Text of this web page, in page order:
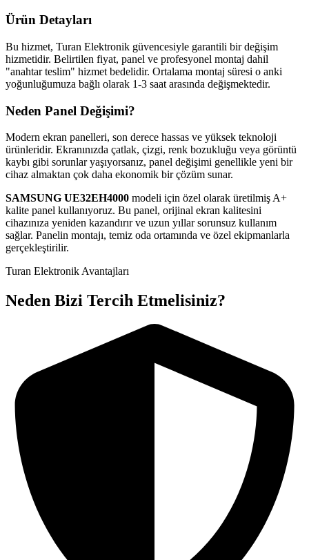
Ürün Detayları
Bu hizmet, Turan Elektronik güvencesiyle garantili bir değişim
hizmetidir. Belirtilen fiyat, panel ve profesyonel montaj dahil
"anahtar teslim" hizmet bedelidir. Ortalama montaj süresi o anki
yoğunluğumuza bağlı olarak 1-3 saat arasında değişmektedir.
Neden Panel Değişimi?
Modern ekran panelleri, son derece hassas ve yüksek teknoloji
ürünleridir. Ekranınızda çatlak, çizgi, renk bozukluğu veya görüntü
kaybı gibi sorunlar yaşıyorsanız, panel değişimi genellikle yeni bir
cihaz almaktan çok daha ekonomik bir çözüm sunar.
SAMSUNG UE32EH4000 modeli için özel olarak üretilmiş A+
kalite panel kullanıyoruz. Bu panel, orijinal ekran kalitesini
cihazınıza yeniden kazandırır ve uzun yıllar sorunsuz kullanım
sağlar. Panelin montajı, temiz oda ortamında ve özel ekipmanlarla
gerçekleştirilir.
Turan Elektronik Avantajları
Neden Bizi Tercih Etmelisiniz?